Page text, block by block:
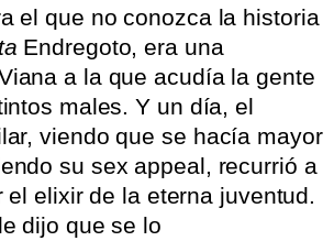
el que no conozca la historia
Endregoto, era una
a la que acudía la gente
males. Y un día, el
viendo que se hacía mayor
su sex appeal, recurrió a
el elixir de la eterna juventud.
dijo que se lo